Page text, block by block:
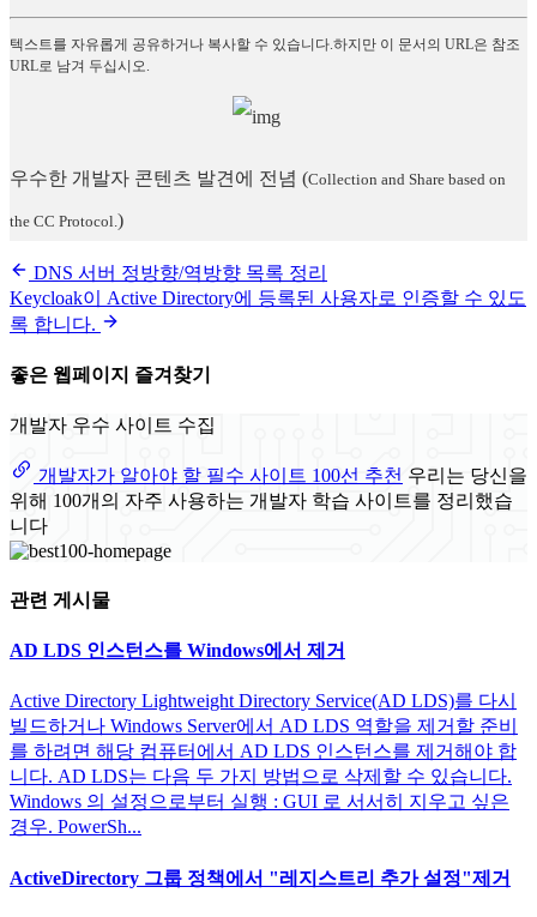
텍스트를 자유롭게 공유하거나 복사할 수 있습니다.하지만 이 문서의 URL은 참조
URL로 남겨 두십시오.
우수한 개발자 콘텐츠 발견에 전념 (Collection and Share based on
the CC Protocol. )
DNS 서버 정방향/역방향 목록 정리
Keycloak이 Active Directory에 등록된 사용자로 인증할 수 있도
록 합니다.
좋은 웹페이지 즐겨찾기
개발자 우수 사이트 수집
개발자가 알아야 할 필수 사이트 100선 추천 우리는 당신을
위해 100개의 자주 사용하는 개발자 학습 사이트를 정리했습
니다
관련 게시물
AD LDS 인스턴스를 Windows에서 제거
Active Directory Lightweight Directory Service(AD LDS)를 다시
빌드하거나 Windows Server에서 AD LDS 역할을 제거할 준비
를 하려면 해당 컴퓨터에서 AD LDS 인스턴스를 제거해야 합
니다. AD LDS는 다음 두 가지 방법으로 삭제할 수 있습니다.
Windows 의 설정으로부터 실행 : GUI 로 서서히 지우고 싶은
경우. PowerSh...
ActiveDirectory 그룹 정책에서 "레지스트리 추가 설정"제거